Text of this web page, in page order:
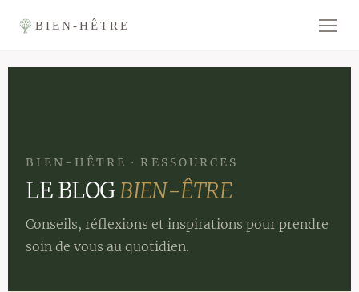
BIEN-HÊTRE
BIEN-HÊTRE · RESSOURCES
LE BLOGBIEN-ÊTRE
Conseils, réflexions et inspirations pour prendre
soin de vous au quotidien.